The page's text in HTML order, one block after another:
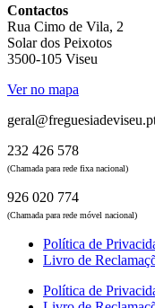
Contactos
Rua Cimo de Vila, 2
Solar dos Peixotos
3500-105 Viseu
Ver no mapa
232 426 578
(Chamada para rede fixa nacional)
926 020 774
(Chamada para rede móvel nacional)
Política de
Livro de
Política de